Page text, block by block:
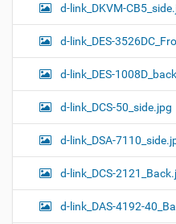
d-link_DKVM-
d-link_DES-
d-link_DES-
d-link_DCS-50_side.jpg
d-link_DSA-
d-link_DCS-
d-link_DAS-4192-